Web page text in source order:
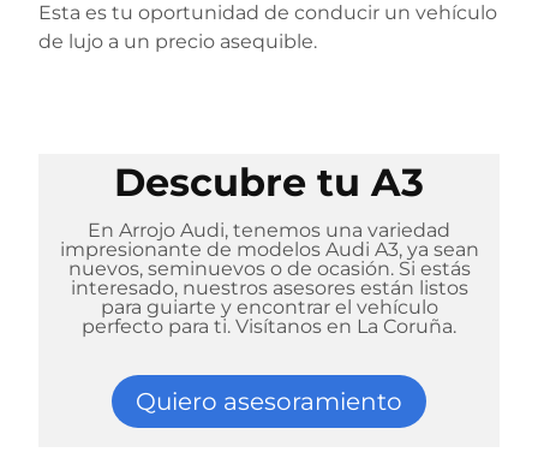
Esta es tu oportunidad de conducir un vehículo
de lujo a un precio asequible.
Descubre tu A3
En Arrojo Audi, tenemos una variedad
impresionante de modelos Audi A3, ya sean
nuevos, seminuevos o de ocasión. Si estás
interesado, nuestros asesores están listos
para guiarte y encontrar el vehículo
perfecto para ti. Visítanos en La Coruña.
Quiero asesoramiento